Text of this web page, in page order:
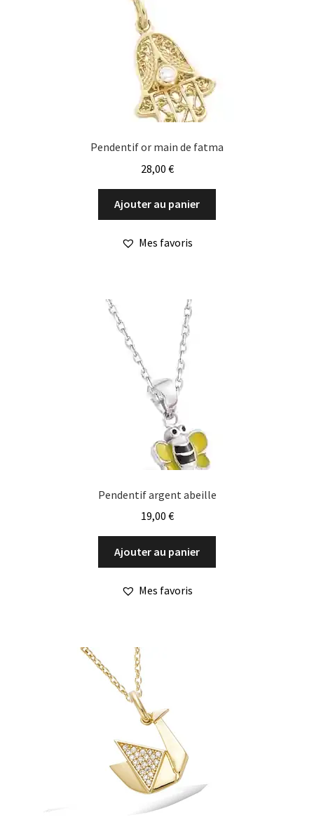
Pendentif or main de fatma
28,00 €
Ajouter au panier
Mes favoris
Pendentif argent abeille
19,00 €
Ajouter au panier
Mes favoris